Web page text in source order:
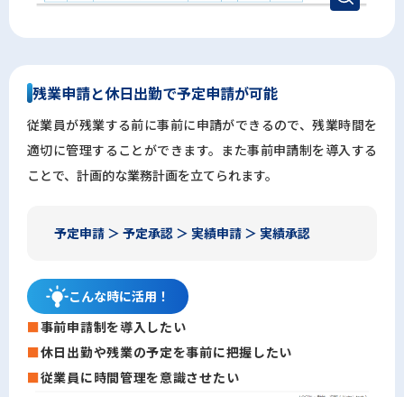
残業申請と休日出勤で予定申請が可能
従業員が残業する前に事前に申請ができるので、残業時間を
適切に管理することができます。また事前申請制を導入する
ことで、計画的な業務計画を立てられます。
予定申請 ＞ 予定承認 ＞ 実績申請 ＞ 実績承認
こんな時に活用！
事前申請制を導入したい
休日出勤や残業の予定を事前に把握したい
従業員に時間管理を意識させたい